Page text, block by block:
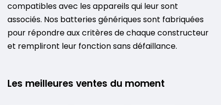
compatibles avec les appareils qui leur sont
associés. Nos batteries génériques sont fabriquées
pour répondre aux critères de chaque constructeur
et rempliront leur fonction sans défaillance.
Les meilleures ventes du moment